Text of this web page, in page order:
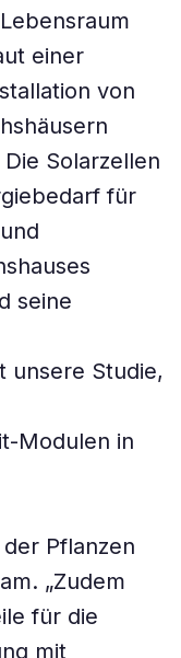
einer
von
Solarzellen
für
seine
unsere Studie,
Modulen in
Pflanzen
„Zudem
für die
mit